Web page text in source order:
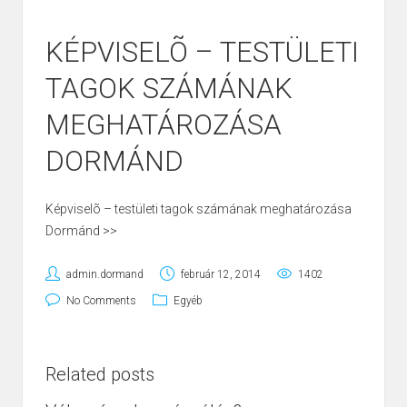
KÉPVISELÕ – TESTÜLETI
TAGOK SZÁMÁNAK
MEGHATÁROZÁSA
DORMÁND
Képviselõ – testületi tagok számának meghatározása
Dormánd >>
admin.dormand február 12, 2014 1402
No Comments Egyéb
Related posts